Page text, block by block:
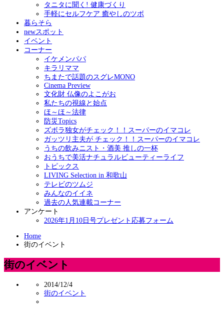
タニタに聞く! 健康づくり
手軽にセルフケア 癒やしのツボ
暮らそら
newスポット
イベント
コーナー
イケメンパパ
キラリママ
ちまたで話題のスグレMONO
Cinema Preview
文化財 仏像のよこがお
私たちの視線と始点
ほ～ほ～法律
防災Topics
ズボラ独女がチェック！！スーパーのイマコレ
ガッツリ主夫が チェック！！スーパーのイマコレ
うちの飲みニスト・酒美 推しの一杯
おうちで美活ナチュラルビューティーライフ
トピックス
LIVING Selection in 和歌山
テレビのツムジ
みんなのイイネ
過去の人気連載コーナー
アンケート
2026年1月10日号プレゼント応募フォーム
Home
街のイベント
街のイベント
2014/12/4
街のイベント